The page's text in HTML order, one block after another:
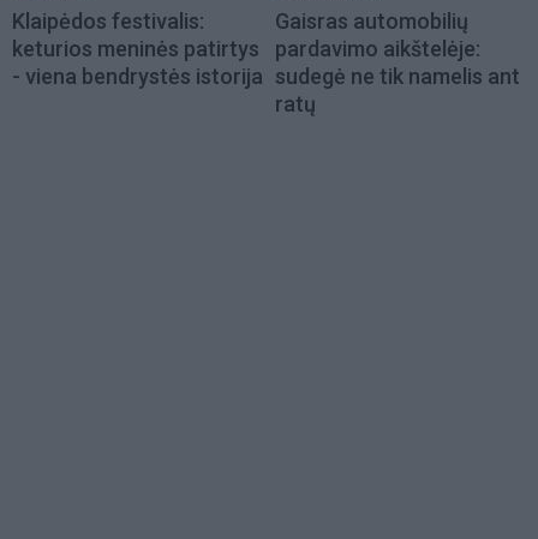
Klaipėdos festivalis:
keturios meninės patirtys
- viena bendrystės istorija
Gaisras automobilių
pardavimo aikštelėje:
sudegė ne tik namelis ant
ratų